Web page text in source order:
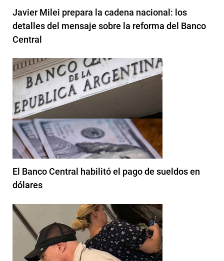
Javier Milei prepara la cadena nacional: los
detalles del mensaje sobre la reforma del Banco
Central
El Banco Central habilitó el pago de sueldos en
dólares